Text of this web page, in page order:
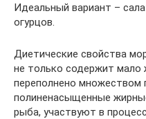
Идеальный вариант –
огурцов.
Диетические свойства
не только содержит мало
переполнено множеством
полиненасыщенные
рыба, участвуют в